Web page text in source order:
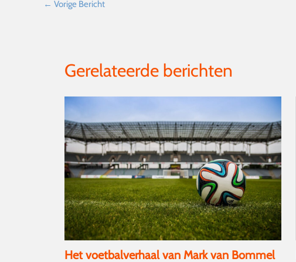
← Vorige Bericht
Gerelateerde berichten
Het voetbalverhaal van Mark van Bommel